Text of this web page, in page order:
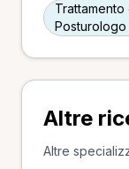
Posturologo
Altre
Altre